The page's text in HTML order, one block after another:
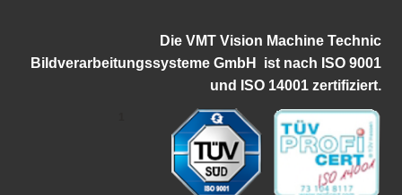
Die VMT Vision Machine Technic
Bildverarbeitungssysteme GmbH istnach ISO 9001
und ISO 14001 zertifiziert.